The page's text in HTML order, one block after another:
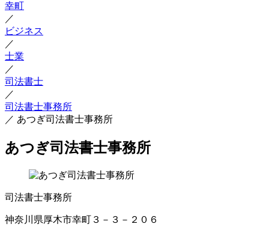
幸町
／
ビジネス
／
士業
／
司法書士
／
司法書士事務所
／ あつぎ司法書士事務所
あつぎ司法書士事務所
司法書士事務所
神奈川県厚木市幸町３－３－２０６